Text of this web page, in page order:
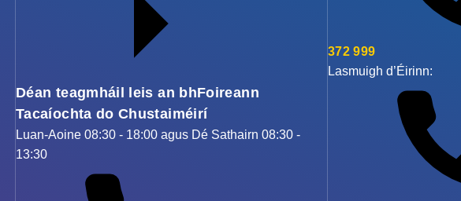
Déan teagmháil leis an bhFoireann
Tacaíochta do Chustaiméirí
Luan-Aoine 08:30 - 18:00 agus Dé Sathairn 08:30 -
13:30
372 999
Lasmuigh d’Éirinn: